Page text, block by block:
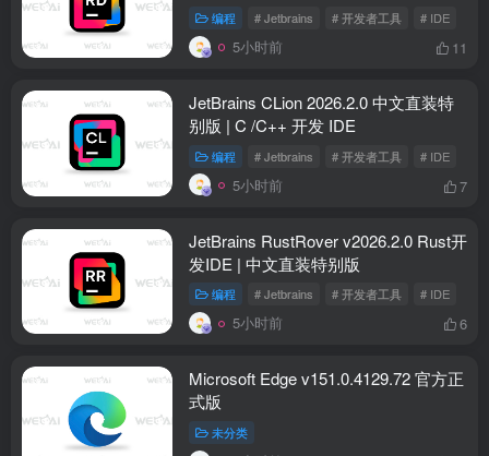
编程 # Jetbrains # 开发者工具 # IDE
5小时前 11
JetBrains CLion 2026.2.0 中文直装特
别版 | C /C++ 开发 IDE
编程 # Jetbrains # 开发者工具 # IDE
5小时前 7
JetBrains RustRover v2026.2.0 Rust开
发IDE | 中文直装特别版
编程 # Jetbrains # 开发者工具 # IDE
5小时前 6
Microsoft Edge v151.0.4129.72 官方正
式版
未分类